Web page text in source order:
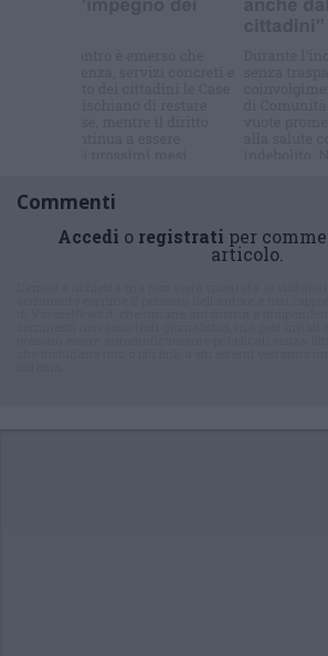
Commenti
Accedi o registrati per
articolo.